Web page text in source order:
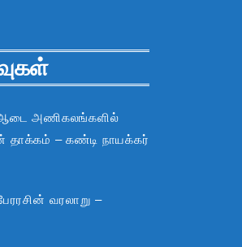
ஆடை அணிகலங்களில்
தாக்கம் – கண்டி நாயக்கர்
வரலாறு –